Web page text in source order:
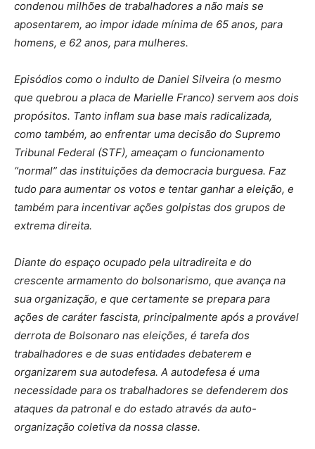
condenou milhões de trabalhadores a não mais se
aposentarem, ao impor idade mínima de 65 anos, para
homens, e 62 anos, para mulheres.
Episódios como o indulto de Daniel Silveira (o mesmo
que quebrou a placa de Marielle Franco) servem aos dois
propósitos. Tanto inflam sua base mais radicalizada,
como também, ao enfrentar uma decisão do Supremo
Tribunal Federal (STF), ameaçam o funcionamento
“normal” das instituições da democracia burguesa. Faz
tudo para aumentar os votos e tentar ganhar a eleição, e
também para incentivar ações golpistas dos grupos de
extrema direita.
Diante do espaço ocupado pela ultradireita e do
crescente armamento do bolsonarismo, que avança na
sua organização, e que certamente se prepara para
ações de caráter fascista, principalmente após a provável
derrota de Bolsonaro nas eleições, é tarefa dos
trabalhadores e de suas entidades debaterem e
organizarem sua autodefesa. A autodefesa é uma
necessidade para os trabalhadores se defenderem dos
ataques da patronal e do estado através da auto-
organização coletiva da nossa classe.